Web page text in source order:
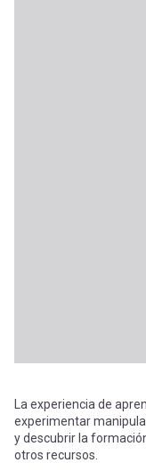
La experiencia de
experimentar
y descubrir la
otros recursos.